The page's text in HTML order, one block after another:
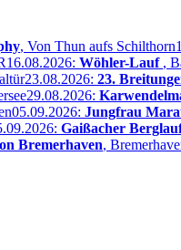
, Von Thun aufs Schilthorn
16.08.2026: Wöhler-Lauf ,
23.08.2026: 23.
29.08.2026:
05.09.2026: Jungfrau
Gaißacher
Bremerhaven,